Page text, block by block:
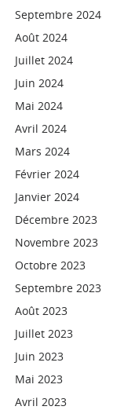
Septembre 2024
Août 2024
Juillet 2024
Juin 2024
Mai 2024
Avril 2024
Mars 2024
Février 2024
Janvier 2024
Décembre 2023
Novembre 2023
Octobre 2023
Septembre 2023
Août 2023
Juillet 2023
Juin 2023
Mai 2023
Avril 2023